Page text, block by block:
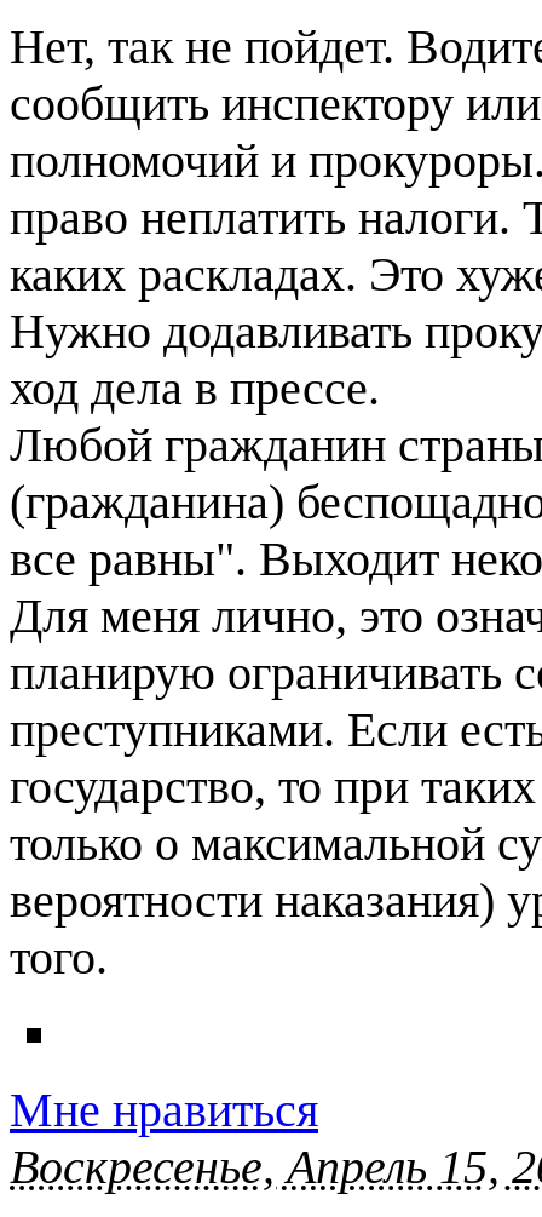
Нет, так не пойдет.
сообщить инспектору
полномочий и
право неплатить
каких раскладах. Это
Нужно додавливать
ход дела в прессе.
Любой гражданин страны
(гражданина)
все равны". Выходит
Для меня лично, это
планирую ограничивать
преступниками. Если
государство, то при
только о максимальной
вероятности наказания)
того.
Мне нравиться
Воскресенье, Апрель 15,